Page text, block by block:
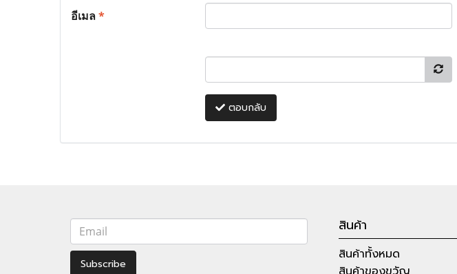
อีเมล*
ตอบกลับ
Subscribe
สินค้า
สินค้าทั้งหมด